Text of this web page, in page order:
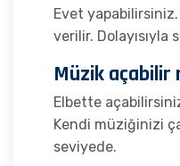
Evet yapabilirsiniz.
verilir. Dolayısıyla
Müzik açabilir
Elbette
Kendi müziğinizi
seviyede.